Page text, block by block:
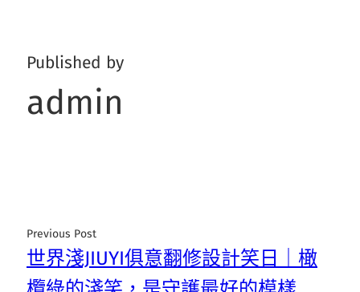
Published by
admin
Previous Post
世界淺JIUYI俱意翻修設計笑日｜橄